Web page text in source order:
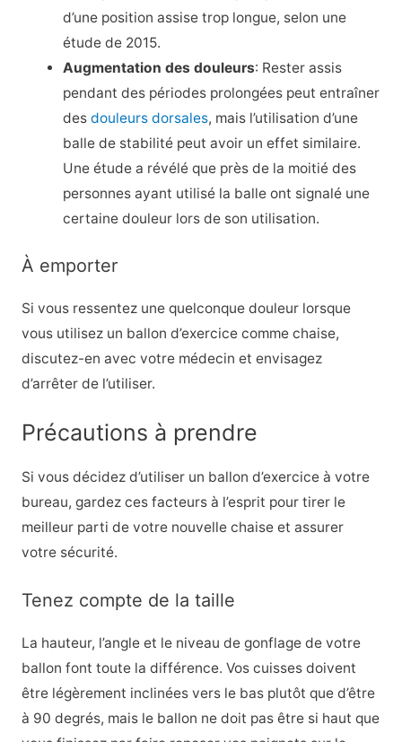
d’une position assise trop longue, selon une
étude de 2015.
Augmentation des douleurs: Rester assis
pendant des périodes prolongées peut entraîner
desdouleurs dorsales, mais l’utilisation d’une
balle de stabilité peut avoir un effet similaire.
Une étude a révélé que près de la moitié des
personnes ayant utilisé la balle ont signalé une
certaine douleur lors de son utilisation.
À emporter
Si vous ressentez une quelconque douleur lorsque
vous utilisez un ballon d’exercice comme chaise,
discutez-en avec votre médecin et envisagez
d’arrêter de l’utiliser.
Précautions à prendre
Si vous décidez d’utiliser un ballon d’exercice à votre
bureau, gardez ces facteurs à l’esprit pour tirer le
meilleur parti de votre nouvelle chaise et assurer
votre sécurité.
Tenez compte de la taille
La hauteur, l’angle et le niveau de gonflage de votre
ballon font toute la différence. Vos cuisses doivent
être légèrement inclinées vers le bas plutôt que d’être
à 90 degrés, mais le ballon ne doit pas être si haut que